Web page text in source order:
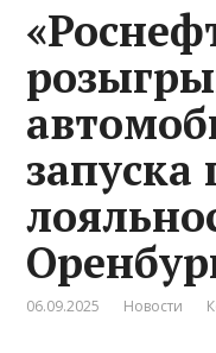
06.09.2025 Новости